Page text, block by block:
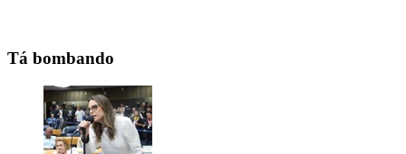
Tá bombando